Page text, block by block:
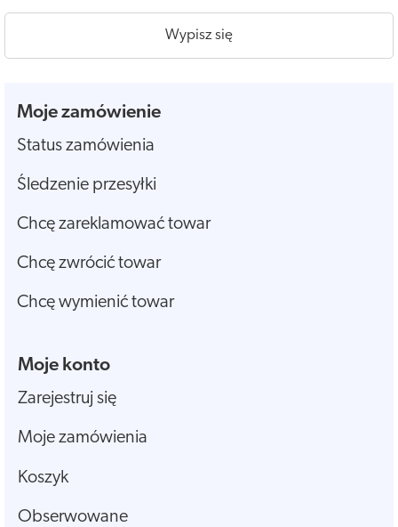
Wypisz się
Moje zamówienie
Status zamówienia
Śledzenie przesyłki
Chcę zareklamować towar
Chcę zwrócić towar
Chcę wymienić towar
Moje konto
Zarejestruj się
Moje zamówienia
Koszyk
Obserwowane